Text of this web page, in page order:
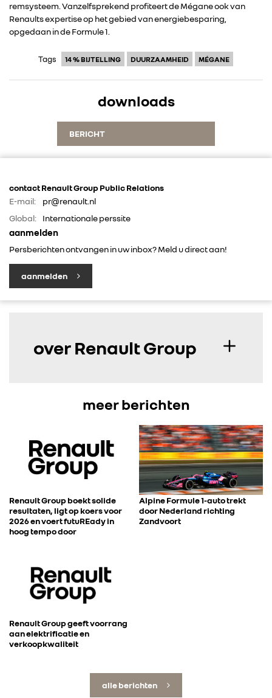
RENAULT
ALPINE
FOTO’S & VIDEO’S
IN DE MEDIA
CONTACT
remsysteem. Vanzelfsprekend profiteert de Mégane ook van
Renaults expertise op het gebied van energiebesparing,
opgedaan in de Formule 1.
Tags 14 % BIJTELLING DUURZAAMHEID MÉGANE
downloads
BERICHT
contact Renault Group Public Relations
E-mail:
pr@renault.nl
Global:
Internationale perssite
aanmelden
Persberichten ontvangen in uw inbox? Meld u direct aan!
aanmelden
over Renault Group
meer berichten
Renault Group boekt solide
resultaten, ligt op koers voor
2026 en voert futuREady in
hoog tempo door
Alpine Formule 1-auto trekt
door Nederland richting
Zandvoort
Renault Group geeft voorrang
aan elektrificatie en
verkoopkwaliteit
alle berichten